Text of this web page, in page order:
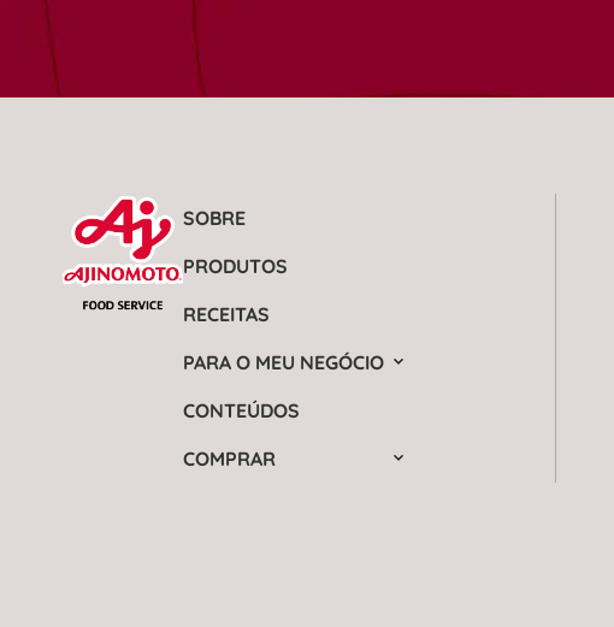
SOBRE
PRODUTOS
RECEITAS
PARA O MEU NEGÓCIO
CONTEÚDOS
COMPRAR